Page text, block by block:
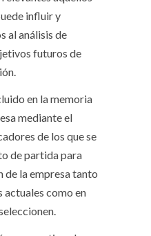
influir y
al análisis de
futuros de
en la memoria
mediante el
de los que se
de partida para
de la empresa tanto
actuales como en